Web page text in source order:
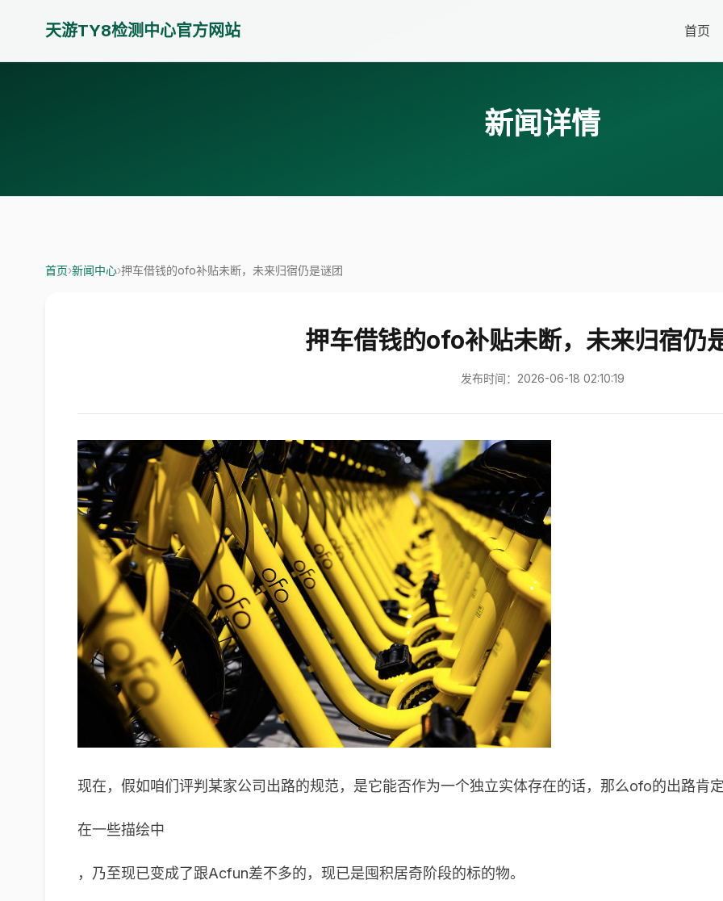
天游TY8检测中心官方网站 首页
新闻详情
首页›新闻中心›押车借钱的ofo补贴未断，未来归宿仍是谜团
押车借钱的ofo补贴未断，未来归宿仍
发布时间：2026-06-18 02:10:19
现在，假如咱们评判某家公司出路的规范，是它能否作为一个独立实体存在的话，那么ofo的出路肯
在一些描绘中
，乃至现已变成了跟Acfun差不多的，现已是囤积居奇阶段的标的物。